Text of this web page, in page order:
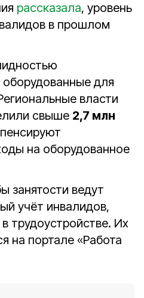
рассказала, уровень
в прошлом
для
власти
свыше 2,7 млн
на оборудованное
занятости ведут
учёт инвалидов,
трудоустройстве. Их
на портале «Работа